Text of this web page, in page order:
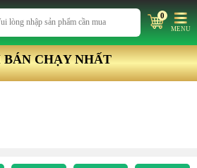
0
MENU
BÁN CHẠY NHẤT